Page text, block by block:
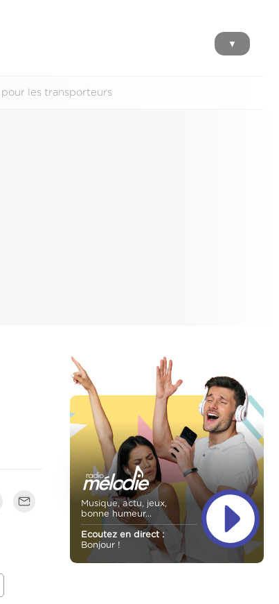
▼
les transporteurs
Musique, actu, jeux,
bonne humeur...
Ecoutez en direct :
Bonjour !